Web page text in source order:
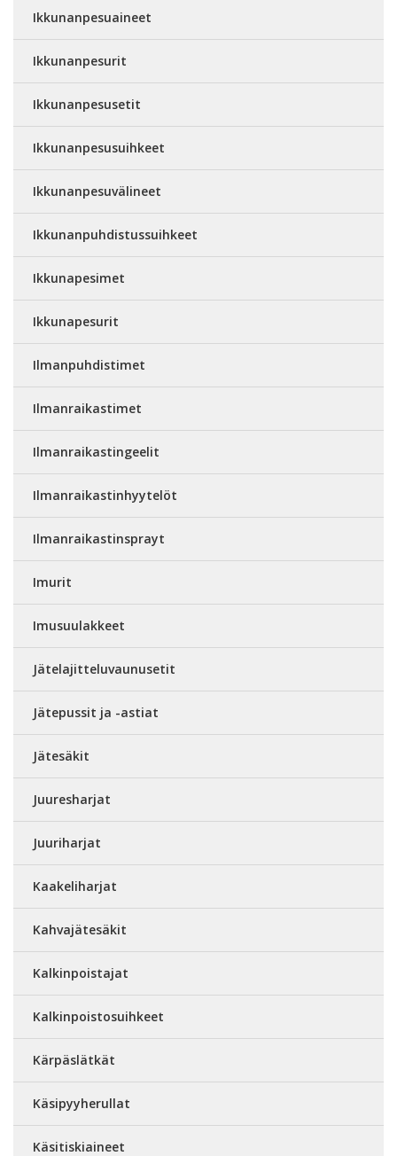
Ikkunanpesuaineet
Ikkunanpesurit
Ikkunanpesusetit
Ikkunanpesusuihkeet
Ikkunanpesuvälineet
Ikkunanpuhdistussuihkeet
Ikkunapesimet
Ikkunapesurit
Ilmanpuhdistimet
Ilmanraikastimet
Ilmanraikastingeelit
Ilmanraikastinhyytelöt
Ilmanraikastinsprayt
Imurit
Imusuulakkeet
Jätelajitteluvaunusetit
Jätepussit ja -astiat
Jätesäkit
Juuresharjat
Juuriharjat
Kaakeliharjat
Kahvajätesäkit
Kalkinpoistajat
Kalkinpoistosuihkeet
Kärpäslätkät
Käsipyyherullat
Käsitiskiaineet